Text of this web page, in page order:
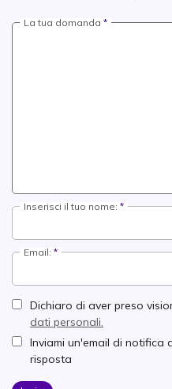
La tua domanda
Inserisci il tuo nome:
Email:
Dichiaro di aver preso
dati personali.
Inviami un'email di
risposta